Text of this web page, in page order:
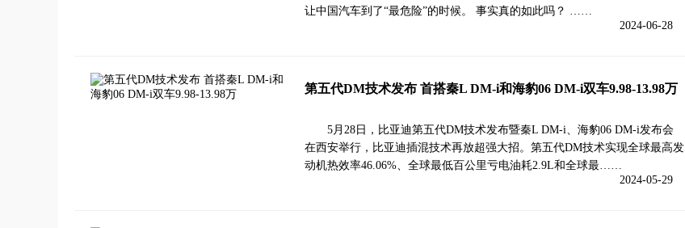
让中国汽车到了“最危险”的时候。 事实真的如此吗？ ……
2024-06-28
第五代DM技术发布 首搭秦L DM-i和海豹06 DM-i双车9.98-13.98万
5月28日，比亚迪第五代DM技术发布暨秦L DM-i、海豹06 DM-i发布会
在西安举行，比亚迪插混技术再放超强大招。第五代DM技术实现全球最高发
动机热效率46.06%、全球最低百公里亏电油耗2.9L和全球最……
2024-05-29